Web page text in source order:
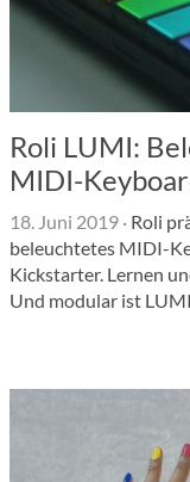
Roli LUMI:
MIDI-
18. Juni 2019 · Roli
beleuchtetes MIDI-
Kickstarter. Lernen
Und modular ist